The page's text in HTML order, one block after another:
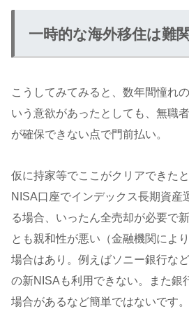
一時的な海外移住は難関
こうしてみてみると、数年間憧れ
いう意欲があったとしても、無職
が確保できない点で門前払い。
仮に持家等でここがクリアできた
NISA口座でインデックス長期資産
る場合、いったん全売却が必要で
とも親和性が悪い（金融機関によ
場合はあり。例えばソニー銀行な
の新NISAも利用できない。また銀
場合があるなど簡単ではないです。